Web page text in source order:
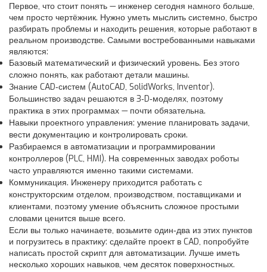
Первое, что стоит понять — инженер сегодня намного больше,
чем просто чертёжник. Нужно уметь мыслить системно, быстро
разбирать проблемы и находить решения, которые работают в
реальном производстве. Самыми востребованными навыками
являются:
Базовый математический и физический уровень. Без этого
сложно понять, как работают детали машины.
Знание CAD‑систем (AutoCAD, SolidWorks, Inventor).
Большинство задач решаются в 3‑D‑моделях, поэтому
практика в этих программах — почти обязательна.
Навыки проектного управления: умение планировать задачи,
вести документацию и контролировать сроки.
Разбираемся в автоматизации и программировании
контроллеров (PLC, HMI). На современных заводах роботы
часто управляются именно такими системами.
Коммуникация. Инженеру приходится работать с
конструкторским отделом, производством, поставщиками и
клиентами, поэтому умение объяснить сложное простыми
словами ценится выше всего.
Если вы только начинаете, возьмите один‑два из этих пунктов
и погрузитесь в практику: сделайте проект в CAD, попробуйте
написать простой скрипт для автоматизации. Лучше иметь
несколько хороших навыков, чем десяток поверхностных.